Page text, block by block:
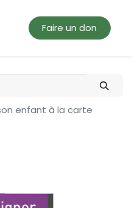
Faire un don
enfant à la carte